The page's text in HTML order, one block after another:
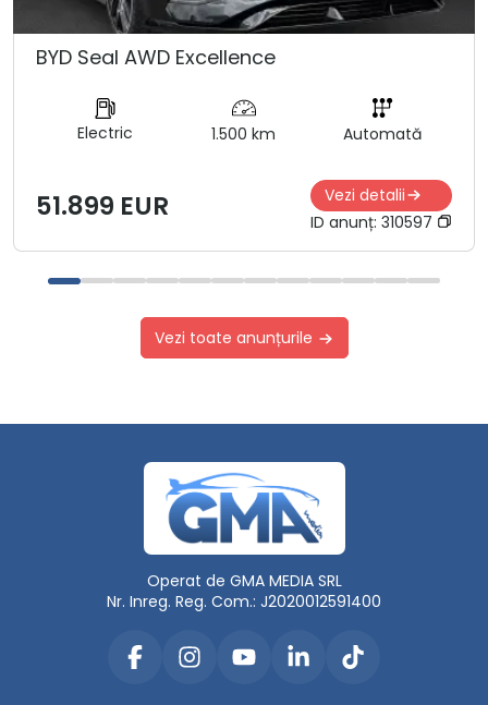
BYD Seal AWD Excellence
Electric 1.500 km Automată
51.899 EUR
Vezi detalii
ID anunț: 310597
Vezi toate anunțurile
Operat de GMA MEDIA SRL
Nr. Inreg. Reg. Com.: J2020012591400